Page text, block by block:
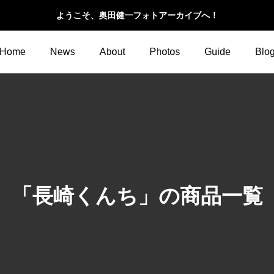
ようこそ、奥田健一フォトアーカイブへ！
Home News About Photos Guide Blog
「長崎くんち」の商品一覧